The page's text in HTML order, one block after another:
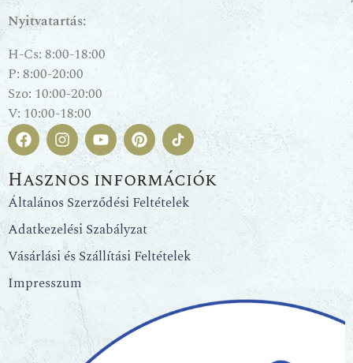
Nyitvatartás:
H-Cs: 8:00-18:00
P: 8:00-20:00
Szo: 10:00-20:00
V: 10:00-18:00
Hasznos információk
Általános Szerződési Feltételek
Adatkezelési Szabályzat
Vásárlási és Szállítási Feltételek
Impresszum